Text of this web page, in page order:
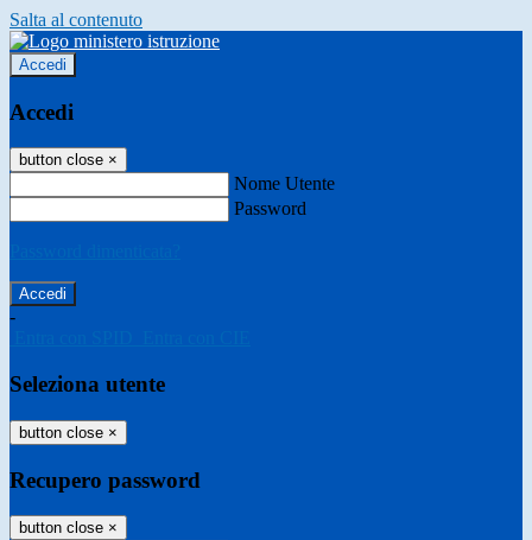
Salta al contenuto
Accedi
Accedi
button close ×
Nome Utente
Password
-
Seleziona utente
button close ×
Recupero password
button close ×